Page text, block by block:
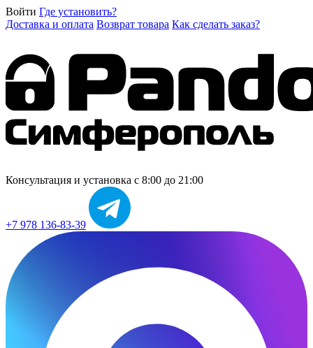
Войти Где установить?
Доставка и оплата Возврат товара Как сделать заказ?
Консультация и установка с 8:00 до 21:00
+7 978 136-83-39